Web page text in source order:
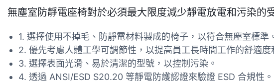
無塵室防靜電座椅對於必須最大限度減少靜電放電和污染的
1. 選擇使用不掉毛、防靜電材料製成的椅子，以符合無塵室標準
2. 優先考慮人體工學可調節性，以提高員工長時間工作的舒適度
3. 選擇表面光滑、易於清潔的型號，以控制污染。
4. 透過 ANSI/ESD S20.20 等靜電防護認證來驗證 ESD 合規性。